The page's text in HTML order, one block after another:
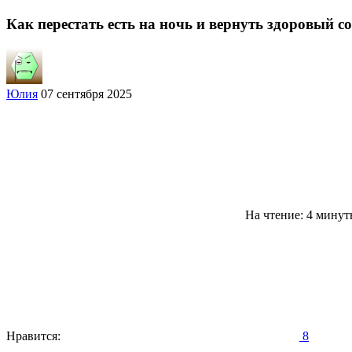
Как перестать есть на ночь и вернуть здоровый
Юлия 07 сентября 2025
На чтение: 4
Нравится: 8